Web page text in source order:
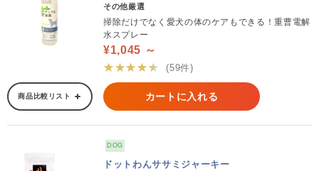
その他厳選
掃除だけでなく愛犬の体のケアもできる！重曹電解
水スプレー
¥1,045 ～
★★★★★
(59件)
商品比較リスト カートに入れる
DOG
ドットわんササミジャーキー